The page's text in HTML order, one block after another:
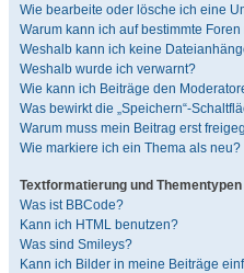
Wie bearbeite oder lösche ich eine
Warum kann ich auf bestimmte
Weshalb kann ich keine
Weshalb wurde ich verwarnt?
Wie kann ich Beiträge den
Was bewirkt die „Speichern“-
Warum muss mein Beitrag erst
Wie markiere ich ein Thema als neu?
Textformatierung und Thementypen
Was ist BBCode?
Kann ich HTML benutzen?
Was sind Smileys?
Kann ich Bilder in meine Beiträge